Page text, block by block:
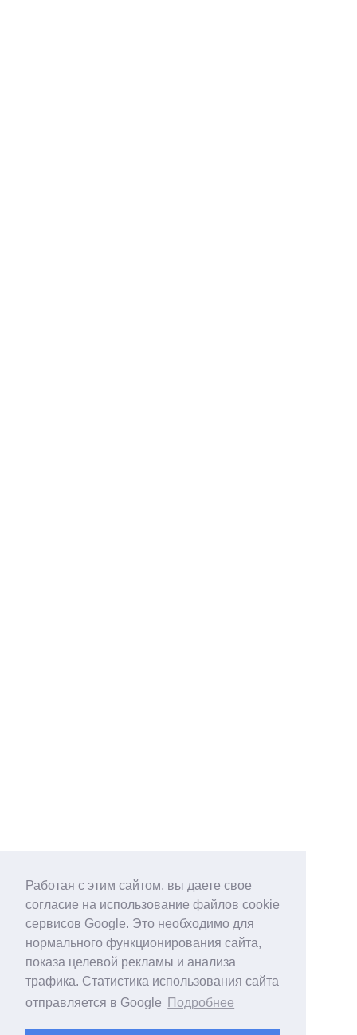
Работая с этим сайтом, вы даете свое
согласие на использование файлов cookie
сервисов Google. Это необходимо для
нормального функционирования сайта,
показа целевой рекламы и анализа
трафика. Статистика использования сайта
отправляется в Google
Подробнее